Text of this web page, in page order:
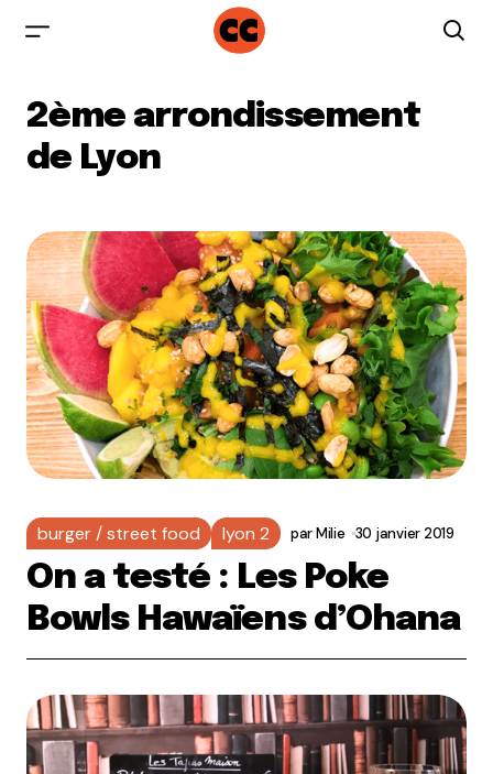
2ème arrondissement
de Lyon
burger / street food lyon 2 parMilie 30 janvier 2019
On a testé : Les Poke
Bowls Hawaïens d’Ohana